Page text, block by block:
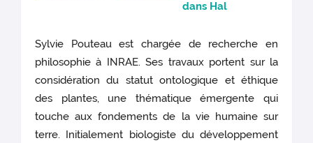
dans Hal
Sylvie Pouteau est chargée de recherche en
philosophie à INRAE. Ses travaux portent sur la
considération du statut ontologique et éthique
des plantes, une thématique émergente qui
touche aux fondements de la vie humaine sur
terre. Initialement biologiste du développement